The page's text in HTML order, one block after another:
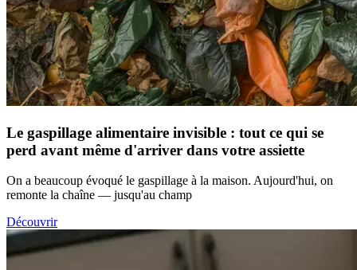
Le gaspillage alimentaire invisible : tout ce qui se
perd avant même d'arriver dans votre assiette
On a beaucoup évoqué le gaspillage à la maison. Aujourd'hui, on
remonte la chaîne — jusqu'au champ
Découvrir